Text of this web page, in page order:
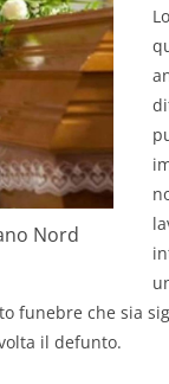
Nord
funebre che sia
il defunto.